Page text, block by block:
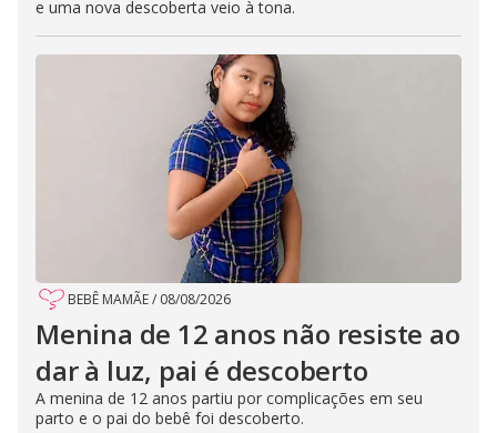
e uma nova descoberta veio à tona.
BEBÊ MAMÃE/ 08/08/2026
Menina de 12 anos não resiste ao
dar à luz, pai é descoberto
A menina de 12 anos partiu por complicações em seu
parto e o pai do bebê foi descoberto.